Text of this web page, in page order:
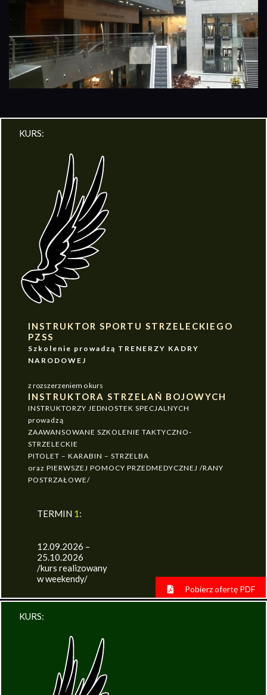
KURS:
INSTRUKTOR SPORTU STRZELECKIEGO
PZSS
Szkolenie prowadzą TRENERZY KADRY
NARODOWEJ
z rozszerzeniem o kurs
INSTRUKTORA STRZELAŃ BOJOWYCH
INSTRUKTORZY JEDNOSTEK SPECJALNYCH
prowadzą
ZAAWANSOWANE SZKOLENIE TAKTYCZNO-
STRZELECKIE
PITOLET – KARABIN – STRZELBA
oraz PIERWSZEJ POMOCY PRZEDMEDYCZNEJ /RANY
POSTRZAŁOWE/
TERMIN 1:
12.09.2026 –
25.10.2026
/kurs realizowany
w weekendy/
Pobierz ofertę PDF
KURS: